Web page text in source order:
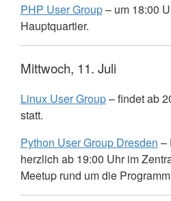
PHP User Group– um 18:00
Hauptquartier.
Mittwoch, 11. Juli
Linux User Group– findet ab
statt.
Python User Group Dresden –
herzlich ab 19:00 Uhr im
Meetup rund um die